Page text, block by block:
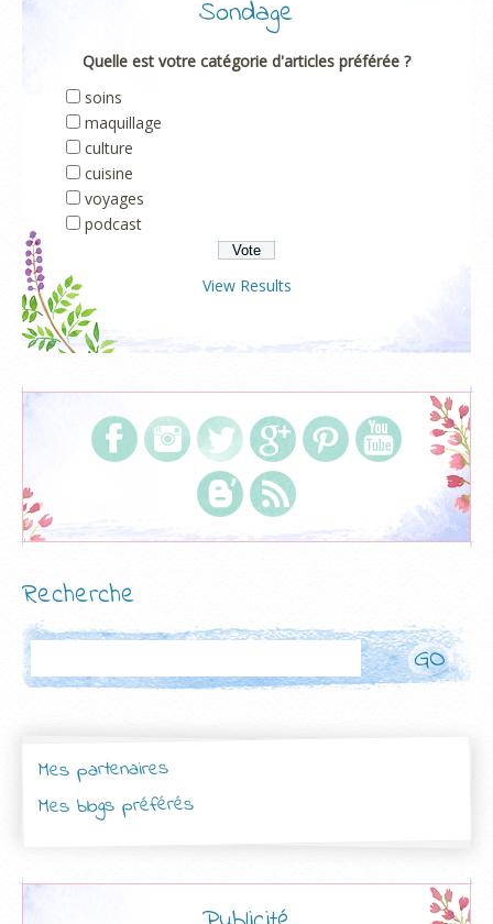
Sondage
Quelle est votre catégorie d'articles préférée ?
soins
maquillage
culture
cuisine
voyages
podcast
View Results
Recherche
Mes partenaires
Mes blogs préférés